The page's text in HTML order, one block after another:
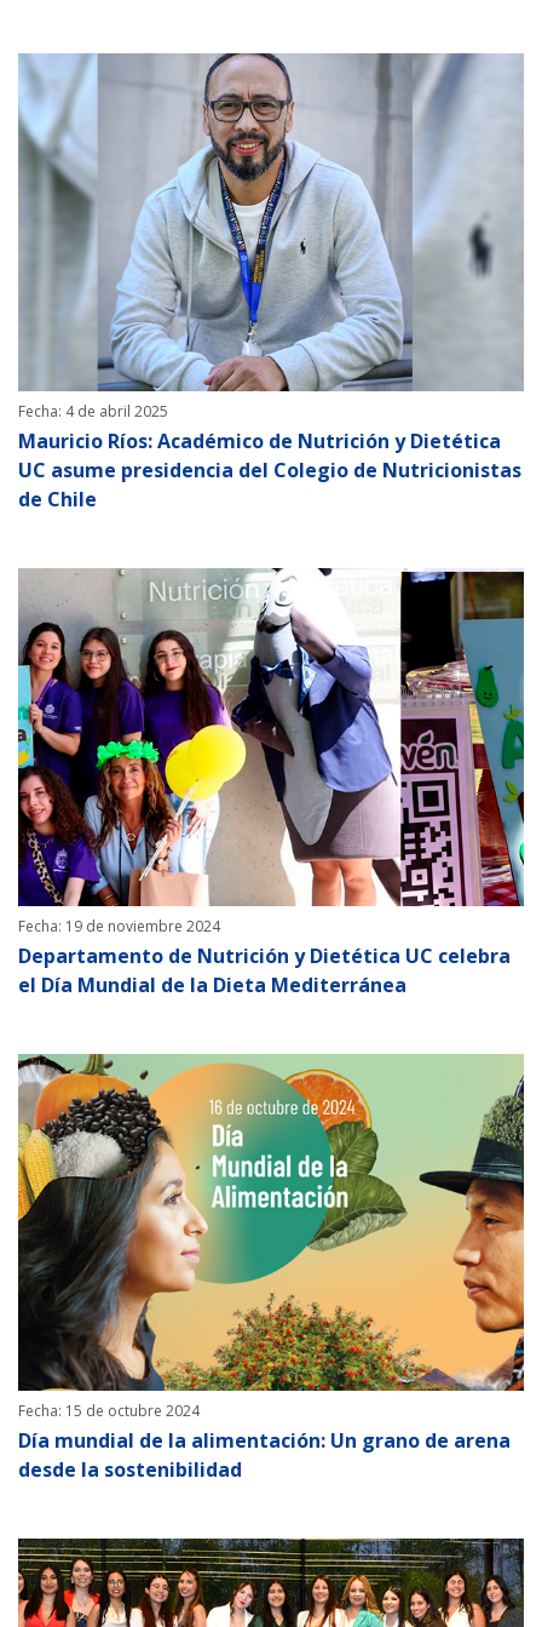
Fecha: 4 de abril 2025
Mauricio Ríos: Académico de Nutrición y Dietética
UC asume presidencia del Colegio de Nutricionistas
de Chile
Fecha: 19 de noviembre 2024
Departamento de Nutrición y Dietética UC celebra
el Día Mundial de la Dieta Mediterránea
Fecha: 15 de octubre 2024
Día mundial de la alimentación: Un grano de arena
desde la sostenibilidad